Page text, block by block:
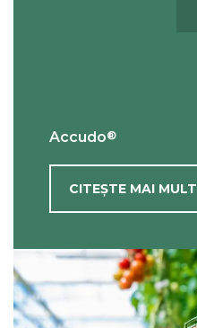
Accudo®
CITEȘTE MAI MULT